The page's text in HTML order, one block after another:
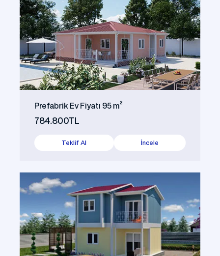
Prefabrik Ev Fiyatı 95 m²
784.800TL
Teklif Al İncele